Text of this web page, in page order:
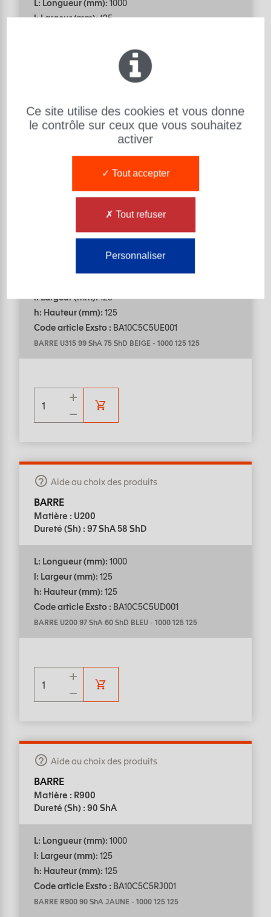
L: Longueur (mm): 1000
l: Largeur (mm):125
BA10C5C5UI001
BARRE U80 80 ShA ROUGE -1000 125 125
Matière : U315
Dureté (Sh) : 99 ShA 73 ShD
l: Largeur (mm):125
h: Hauteur (mm): 125
Code article Exsto : BA10C5C5UE001
BARRE U315 99 ShA 75 ShD BEIGE - 1000 125 125
Aide au choix des produits
BARRE
Matière : U200
Dureté (Sh) : 97 ShA 58 ShD
L: Longueur (mm): 1000
l: Largeur (mm): 125
h: Hauteur (mm): 125
Code article Exsto : BA10C5C5UD001
BARRE U200 97 ShA 60 ShD BLEU - 1000 125 125
Aide au choix des produits
BARRE
Matière : R900
Dureté (Sh) : 90 ShA
L: Longueur (mm): 1000
l: Largeur (mm): 125
h: Hauteur (mm): 125
Code article Exsto : BA10C5C5RJ001
BARRE R900 90 ShA JAUNE - 1000 125 125
Ce site utilise des cookies et vous donne
le contrôle sur ceux que vous souhaitez
activer
Tout accepter
Tout refuser
Personnaliser